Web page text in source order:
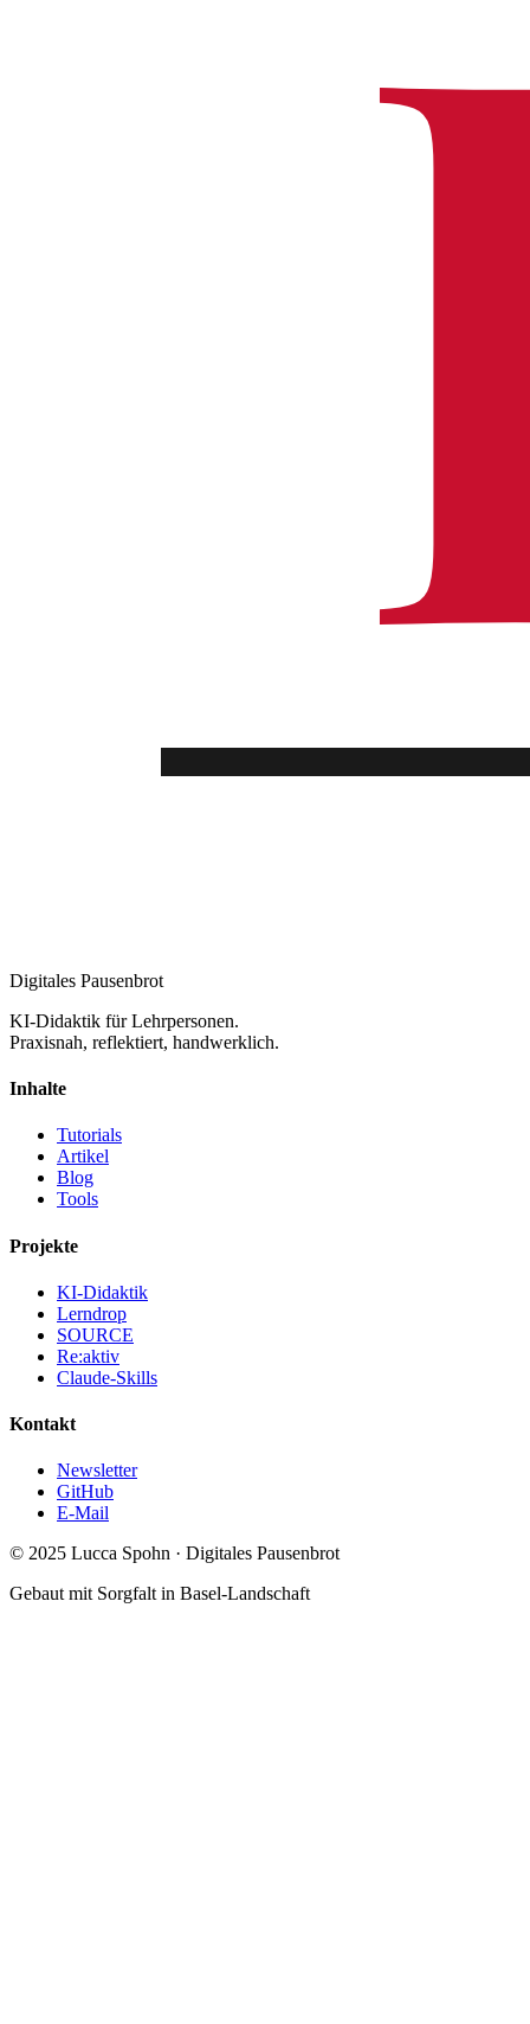
Digitales Pausenbrot
KI-Didaktik für Lehrpersonen.
Praxisnah, reflektiert, handwerklich.
Inhalte
Tutorials
Artikel
Blog
Tools
Projekte
KI-Didaktik
Lerndrop
SOURCE
Re:aktiv
Claude-Skills
Kontakt
Newsletter
GitHub
E-Mail
© 2025 Lucca Spohn · Digitales Pausenbrot
Gebaut mit Sorgfalt in Basel-Landschaft